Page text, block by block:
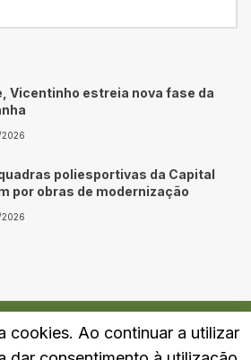
Vicentinho estreia nova fase da
poliesportivas da Capital
por obras de modernização
Política de Privacidade
cookies. Ao continuar a utilizar